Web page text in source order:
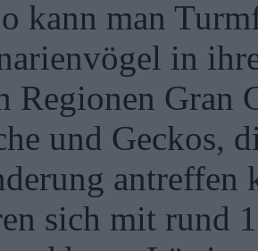
kann man
in
Regionen Gran
und Geckos,
sich mit rund